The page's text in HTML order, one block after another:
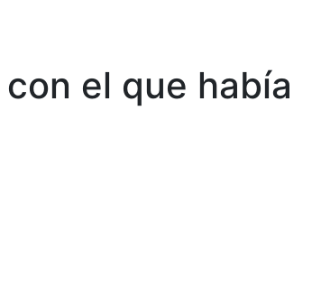
el que había